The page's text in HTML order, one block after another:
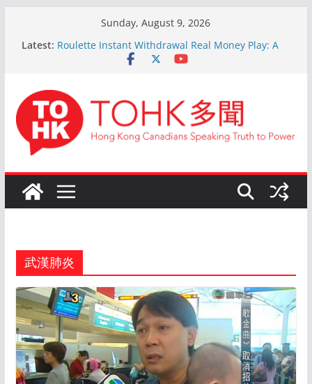
Sunday, August 9, 2026
Latest: Roulette Instant Withdrawal Real Money Play: A
Comprehensive Guide
Taktiikat Voittamiseen
En ligne Roulette astuces: Conseils d’un expert
après 15 ans d’expérience
Live Roulette avec Crypto: Le Guide Complet pour
les Joueurs Expérimentés
武漢肺炎